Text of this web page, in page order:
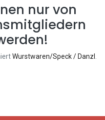
nur von
Wurstwaren/Speck / Danzl